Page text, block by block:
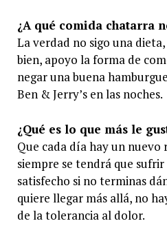
¿A qué comida chatarra
La verdad no sigo una
bien, apoyo la forma de
negar una buena
Ben & Jerry’s en las noches.
¿Qué es lo que más le
Que cada día hay un nuevo
siempre se tendrá que
satisfecho si no terminas
quiere llegar más allá, no
de la tolerancia al dolor.